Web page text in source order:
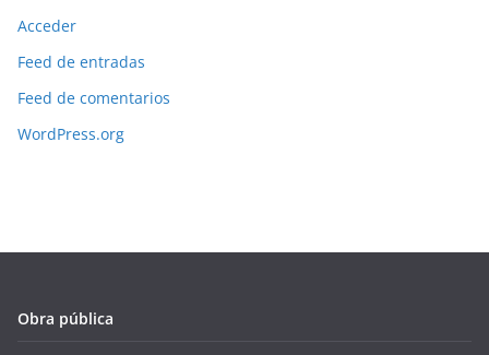
Acceder
Feed de entradas
Feed de comentarios
WordPress.org
Obra pública